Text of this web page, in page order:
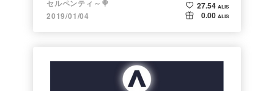
セルペンティ～🍭
2019/01/04
27.54 ALIS
0.00 ALIS